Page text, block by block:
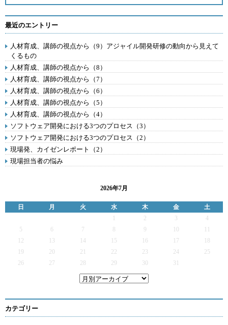
最近のエントリー
人材育成、講師の視点から（9）アジャイル開発研修の動向から見えて
くるもの
人材育成、講師の視点から（8）
人材育成、講師の視点から（7）
人材育成、講師の視点から（6）
人材育成、講師の視点から（5）
人材育成、講師の視点から（4）
ソフトウェア開発における3つのプロセス（3）
ソフトウェア開発における3つのプロセス（2）
現場発、カイゼンレポート（2）
現場担当者の悩み
2026年7月
日 月 火 水 木 金
土
2 3
4
5
6 7 9
12
13 14 15 16 17
19
20 21 22 23 24
25
26
27 28 29 30 31
カテゴリー